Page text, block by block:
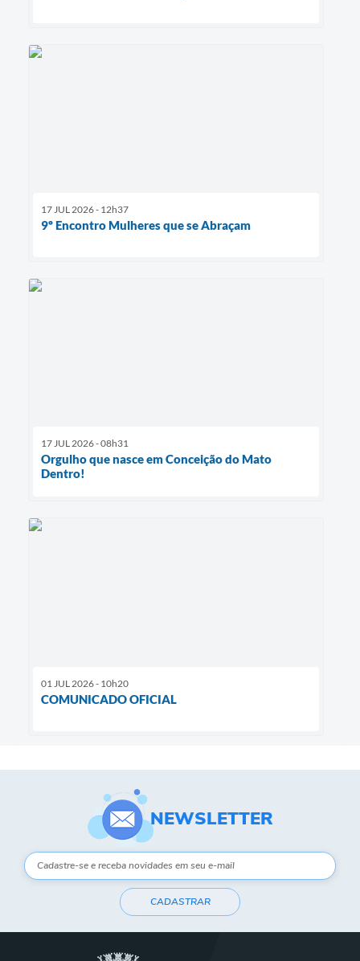
17 JUL 2026 - 12h37
9º Encontro Mulheres que se Abraçam
17 JUL 2026 - 08h31
Orgulho que nasce em Conceição do Mato
Dentro!
01 JUL 2026 - 10h20
COMUNICADO OFICIAL
NEWSLETTER
CADASTRAR